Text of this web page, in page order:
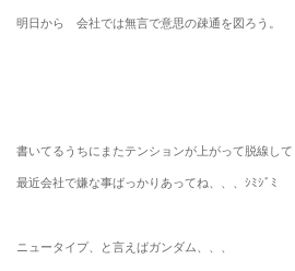
明日から 会社では無言で意思の疎通を図ろう。
書いてるうちにまたテンションが上がって脱線して
最近会社で嫌な事ばっかりあってね、、、ｼﾐｼﾞﾐ
ニュータイプ、と言えばガンダム、、、